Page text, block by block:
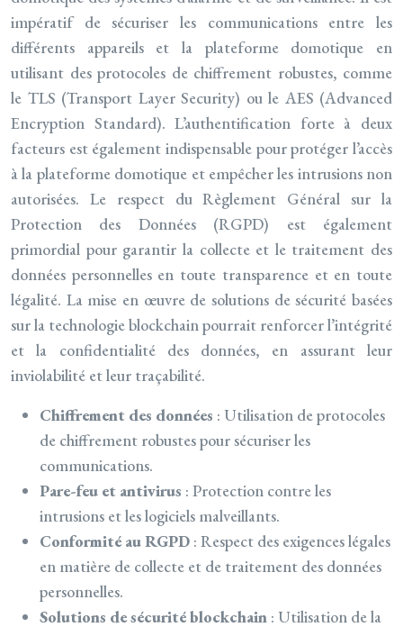
impératif de sécuriser les communications entre les
différents appareils et la plateforme domotique en
utilisant des protocoles de chiffrement robustes, comme
le TLS (Transport Layer Security) ou le AES (Advanced
Encryption Standard). L’authentification forte à deux
facteurs est également indispensable pour protéger l’accès
à la plateforme domotique et empêcher les intrusions non
autorisées. Le respect du Règlement Général sur la
Protection des Données (RGPD) est également
primordial pour garantir la collecte et le traitement des
données personnelles en toute transparence et en toute
légalité. La mise en œuvre de solutions de sécurité basées
sur la technologie blockchain pourrait renforcer l’intégrité
et la confidentialité des données, en assurant leur
inviolabilité et leur traçabilité.
Chiffrement des données : Utilisation de protocoles
de chiffrement robustes pour sécuriser les
communications.
Pare-feu et antivirus : Protection contre les
intrusions et les logiciels malveillants.
Conformité au RGPD : Respect des exigences légales
en matière de collecte et de traitement des données
personnelles.
Solutions de sécurité blockchain : Utilisation de la